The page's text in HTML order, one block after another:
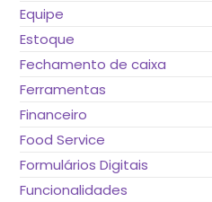
Equipe
Estoque
Fechamento de caixa
Ferramentas
Financeiro
Food Service
Formulários Digitais
Funcionalidades